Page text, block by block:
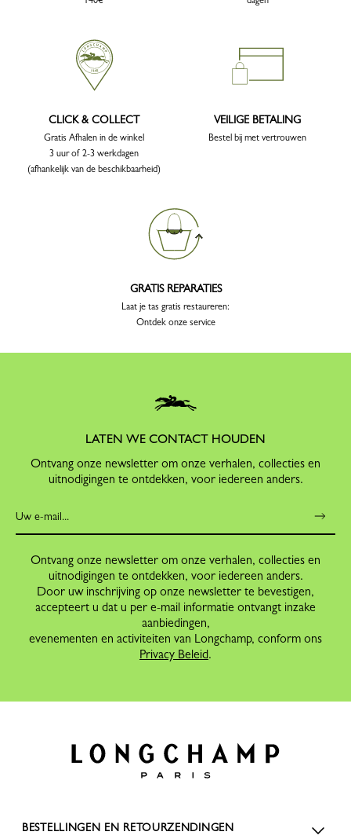
CLICK & COLLECT
Gratis Afhalen in de winkel
3 uur of 2-3 werkdagen
(afhankelijk van de beschikbaarheid)
VEILIGE BETALING
Bestel bij met vertrouwen
GRATIS REPARATIES
Laat je tas gratis restaureren:
Ontdek onze service
LATEN WE CONTACT HOUDEN
Ontvang onze newsletter om onze verhalen, collecties en
uitnodigingen te ontdekken, voor iedereen anders.
Ontvang onze newsletter om onze verhalen, collecties en
uitnodigingen te ontdekken, voor iedereen anders.
Door uw inschrijving op onze newsletter te bevestigen,
accepteert u dat u per e-mail informatie ontvangt inzake
aanbiedingen,
evenementen en activiteiten van Longchamp, conform ons
Privacy Beleid.
BESTELLINGEN EN RETOURZENDINGEN